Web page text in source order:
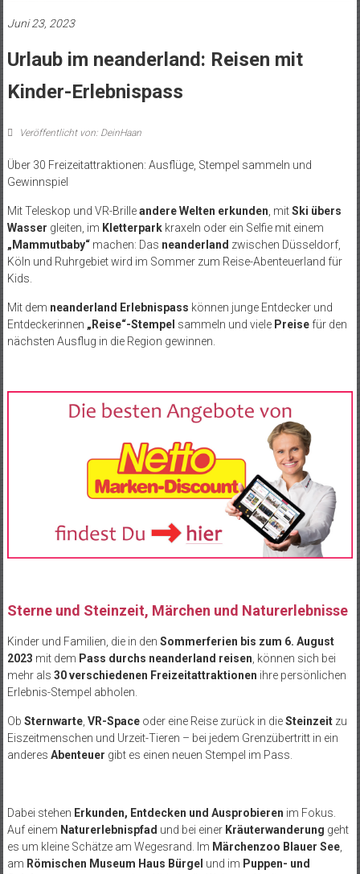
Juni 23, 2023
Urlaub im neanderland: Reisen mit
Kinder-Erlebnispass
Veröffentlicht von: DeinHaan
Über 30 Freizeitattraktionen: Ausflüge, Stempel sammeln und
Gewinnspiel
Mit Teleskop und VR-Brilleandere Welten erkunden , mitSki übers
Wasser gleiten, im Kletterparkkraxeln oder ein Selfie mit einem
„Mammutbaby“machen: Das neanderland zwischen Düsseldorf,
Köln und Ruhrgebiet wird im Sommer zum Reise-Abenteuerland für
Kids.
Mit dem neanderland Erlebnispass können junge Entdecker und
Entdeckerinnen „Reise“-Stempel sammeln und viele Preisefür den
nächsten Ausflug in die Region gewinnen.
Sterne und Steinzeit, Märchen und Naturerlebnisse
Kinder und Familien, die in den Sommerferien bis zum 6. August
2023 mit dem Pass durchs neanderland reisen , können sich bei
mehr als 30 verschiedenen Freizeitattraktionen ihre persönlichen
Erlebnis-Stempel abholen.
Ob Sternwarte, VR-Space oder eine Reise zurück in dieSteinzeitzu
Eiszeitmenschen und Urzeit-Tieren – bei jedem Grenzübertritt in ein
anderes Abenteuer gibt es einen neuen Stempel im Pass.
Dabei stehen Erkunden, Entdecken und Ausprobieren im Fokus.
Auf einem Naturerlebnispfad und bei einer Kräuterwanderung geht
es um kleine Schätze am Wegesrand. Im Märchenzoo Blauer See,
am Römischen Museum Haus Bürgel und im Puppen- und